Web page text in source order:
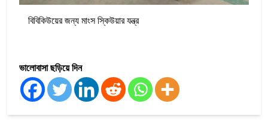
বিবিকিউয়ের জন্য মাংস স্কিউয়ার যন্ত্র
ভালোবাসা ছড়িয়ে দিন